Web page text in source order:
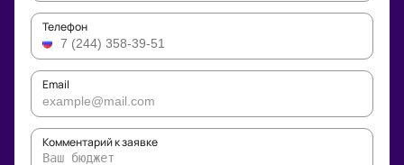
Телефон
Email
Комментарий к заявке